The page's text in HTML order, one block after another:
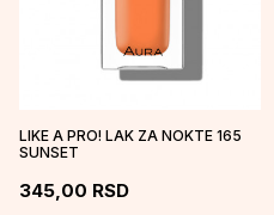
LIKE A PRO! LAK ZA NOKTE 165
SUNSET
345,00 RSD